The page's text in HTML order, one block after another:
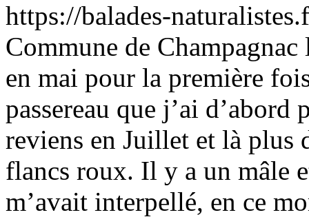
https://balades-
Commune de
en mai pour la première
passereau que j’ai
reviens en Juillet et là plus
flancs roux. Il y a un mâle
m’avait interpellé, en ce